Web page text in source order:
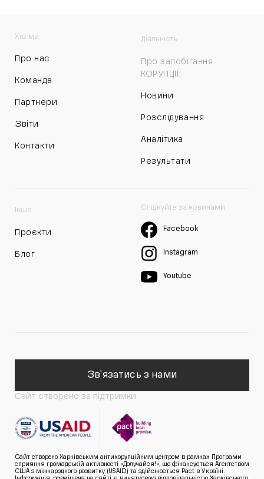
Хто ми
Про нас
Команда
Партнери
Звіти
Контакти
Діяльність
Про запобігання
КОРУПЦІЇ:
Новини
Розслідування
Аналітика
Результати
Інше
Проєкти
Блог
Слідкуйте за новинами
Facebook
Instagram
Youtube
Зв'язатись з нами
Сайт створено за підтримки
Сайт створено Харківським антикорупційним центром в рамках Програми
сприяння громадській активності «Долучайся!», що фінансується Агентством
США з міжнародного розвитку (USAID) та здійснюється Pact в Україні.